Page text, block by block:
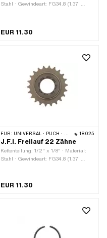
Stahl · Gewindeart: FG34.8 (1.37"
EUR 11.30
FÜR: UNIVERSAL · PUCH · SACHS 18025
J.F.I. Freilauf 22 Zähne
Kettenteilung: 1/2" x 1/8" · Material:
Stahl · Gewindeart: FG34.8 (1.37"
EUR 11.30